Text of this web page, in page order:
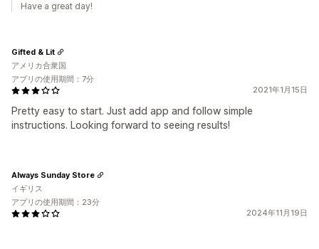
Have a great day!
2021年1月15日
Pretty easy to start. Just add app and follow simple
instructions. Looking forward to seeing results!
Gifted & Lit
アメリカ合衆国
アプリの使用期間：7分
2024年11月19日
Always Sunday Store
イギリス
アプリの使用期間：23分